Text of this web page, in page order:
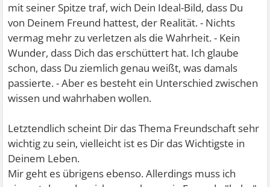
mit seiner Spitze traf, wich Dein Ideal-Bild, dass Du
von Deinem Freund hattest, der Realität. - Nichts
vermag mehr zu verletzen als die Wahrheit. - Kein
Wunder, dass Dich das erschüttert hat. Ich glaube
schon, dass Du ziemlich genau weißt, was damals
passierte. - Aber es besteht ein Unterschied zwischen
wissen und wahrhaben wollen.
Letztendlich scheint Dir das Thema Freundschaft sehr
wichtig zu sein, vielleicht ist es Dir das Wichtigste in
Deinem Leben.
Mir geht es übrigens ebenso. Allerdings muss ich